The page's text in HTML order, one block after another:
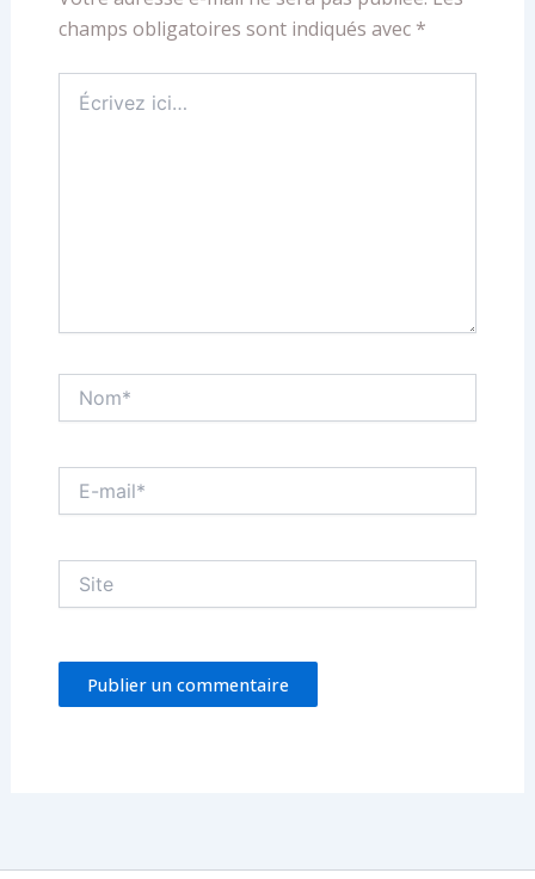
champs obligatoires sont indiqués avec *
ici…
mail*